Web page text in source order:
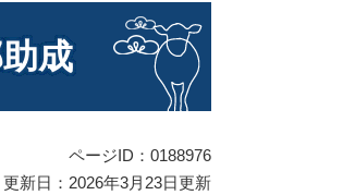
成
ページID：0188976
更新日：2026年3月23日更新